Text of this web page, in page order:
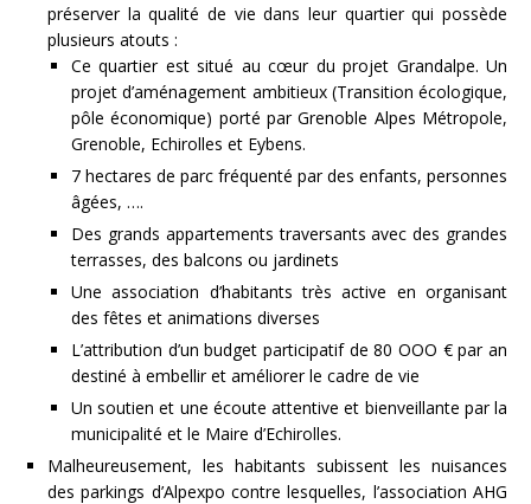
préserver la qualité de vie dans leur quartier qui possède
plusieurs atouts :
Ce quartier est situé au cœur du projet Grandalpe. Un
projet d’aménagement ambitieux (Transition écologique,
pôle économique) porté par Grenoble Alpes Métropole,
Grenoble, Echirolles et Eybens.
7 hectares de parc fréquenté par des enfants, personnes
âgées, ….
Des grands appartements traversants avec des grandes
terrasses, des balcons ou jardinets
Une association d’habitants très active en organisant
des fêtes et animations diverses
L’attribution d’un budget participatif de 80 OOO € par an
destiné à embellir et améliorer le cadre de vie
Un soutien et une écoute attentive et bienveillante par la
municipalité et le Maire d’Echirolles.
Malheureusement, les habitants subissent les nuisances
des parkings d’Alpexpo contre lesquelles, l’association AHG